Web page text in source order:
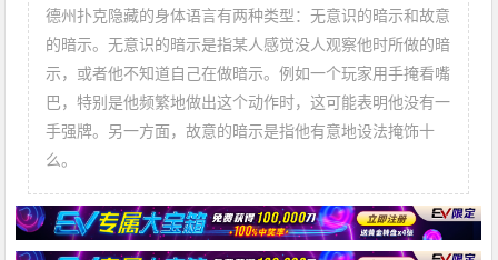
德州扑克隐藏的身体语言有两种类型：无意识的暗示和故意
的暗示。无意识的暗示是指某人感觉没人观察他时所做的暗
示，或者他不知道自己在做暗示。例如一个玩家用手掩看嘴
巴，特别是他频繁地做出这个动作时，这可能表明他没有一
手强牌。另一方面，故意的暗示是指他有意地设法掩饰十
么。